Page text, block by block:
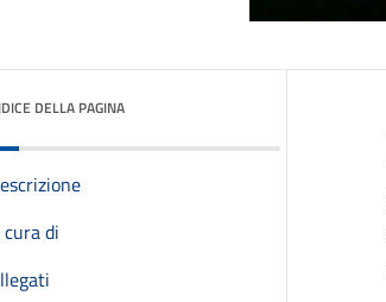
DELLA PAGINA
di